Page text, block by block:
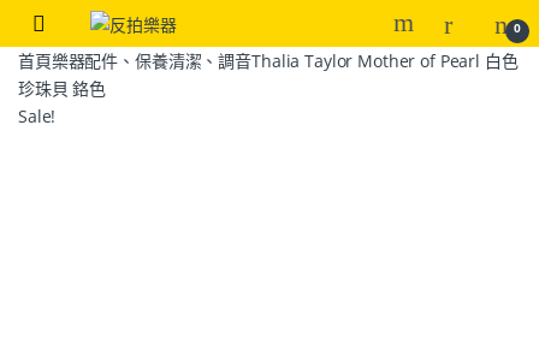
0
首頁樂器配件、保養清潔、調音Thalia Taylor Mother of Pearl 白色
珍珠貝 鉻色
Sale!